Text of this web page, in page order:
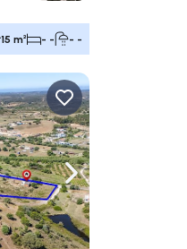
15 m² - - - -
Naviguer vers la